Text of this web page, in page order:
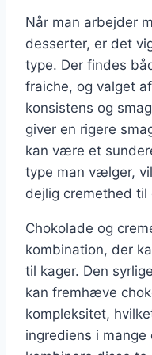
Når man arbejder
desserter, er det
type. Der findes
fraiche, og valget
konsistens og
giver en rigere
kan være et
type man vælger,
dejlig cremethed
Chokolade og
kombination, der
til kager. Den
kan fremhæve
kompleksitet,
ingrediens i